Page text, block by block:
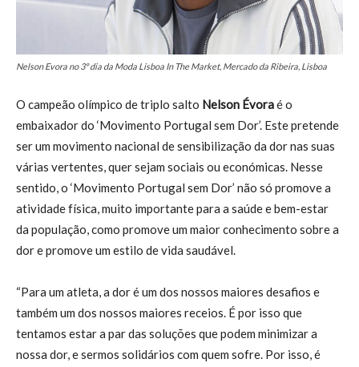
Nelson Evora no 3º dia da Moda Lisboa In The Market, Mercado da Ribeira, Lisboa
O campeão olímpico de triplo salto Nelson Évoraé o
embaixador do ‘Movimento Portugal sem Dor’. Este pretende
ser um movimento nacional de sensibilização da dor nas suas
várias vertentes, quer sejam sociais ou económicas. Nesse
sentido, o ‘Movimento Portugal sem Dor’ não só promove a
atividade física, muito importante para a saúde e bem-estar
da população, como promove um maior conhecimento sobre a
dor e promove um estilo de vida saudável.
“Para um atleta, a dor é um dos nossos maiores desafios e
também um dos nossos maiores receios. É por isso que
tentamos estar a par das soluções que podem minimizar a
nossa dor, e sermos solidários com quem sofre. Por isso, é